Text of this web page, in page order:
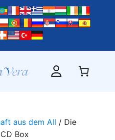
aus dem All / Die
Box